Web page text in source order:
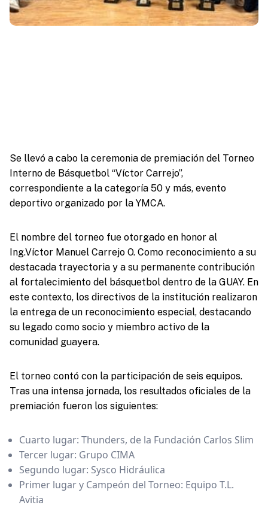
Se llevó a cabo la ceremonia de premiación del Torneo
Interno de Básquetbol “Víctor Carrejo”,
correspondiente a la categoría 50 y más, evento
deportivo organizado por la YMCA.
El nombre del torneo fue otorgado en honor al
Ing.Víctor Manuel Carrejo O. Como reconocimiento a su
destacada trayectoria y a su permanente contribución
al fortalecimiento del básquetbol dentro de la GUAY. En
este contexto, los directivos de la institución realizaron
la entrega de un reconocimiento especial, destacando
su legado como socio y miembro activo de la
comunidad guayera.
El torneo contó con la participación de seis equipos.
Tras una intensa jornada, los resultados oficiales de la
premiación fueron los siguientes:
Cuarto lugar: Thunders, de la Fundación Carlos Slim
Tercer lugar: Grupo CIMA
Segundo lugar: Sysco Hidráulica
Primer lugar y Campeón del Torneo: Equipo T.L.
Avitia